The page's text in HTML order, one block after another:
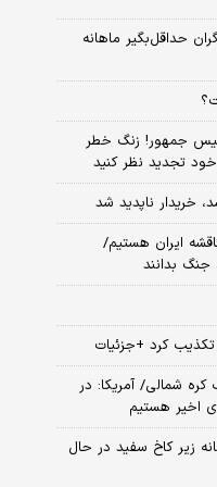
حداقل‌بگیر ماهانه
جمهور! زنگ خطر
خود تجدید نظر کنید
ایران هستیم/
بدانند
تکذیب کرد +جزئیات
شمالی/ آمریکا: در
اخیر هستیم
زیر کاخ سفید در حال